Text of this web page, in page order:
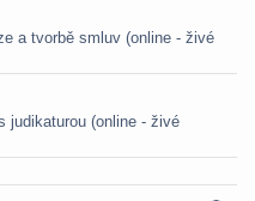
a tvorbě smluv (online - živé
judikaturou (online - živé